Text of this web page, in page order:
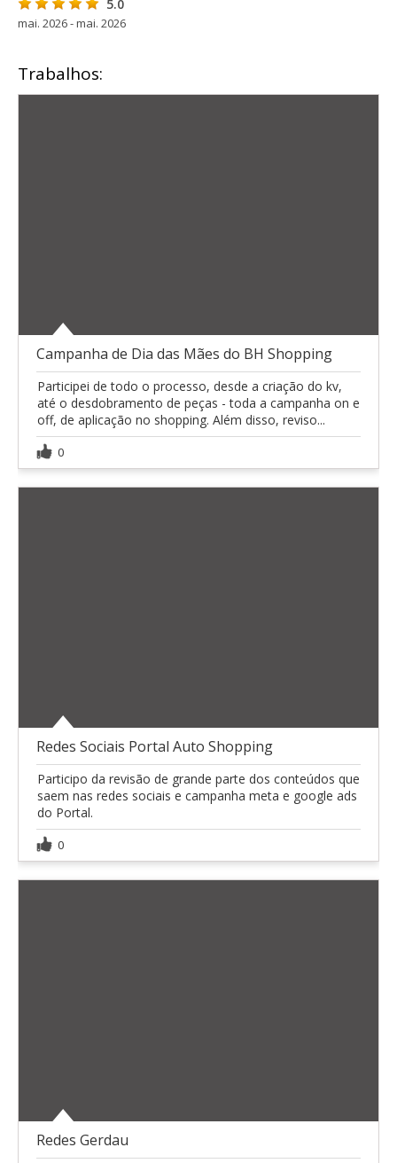
5.0
mai. 2026 - mai. 2026
Trabalhos:
Campanha de Dia das Mães do BH Shopping
Participei de todo o processo, desde a criação do kv,
até o desdobramento de peças - toda a campanha on e
off, de aplicação no shopping. Além disso, reviso...
0
Redes Sociais Portal Auto Shopping
Participo da revisão de grande parte dos conteúdos que
saem nas redes sociais e campanha meta e google ads
do Portal.
0
Redes Gerdau